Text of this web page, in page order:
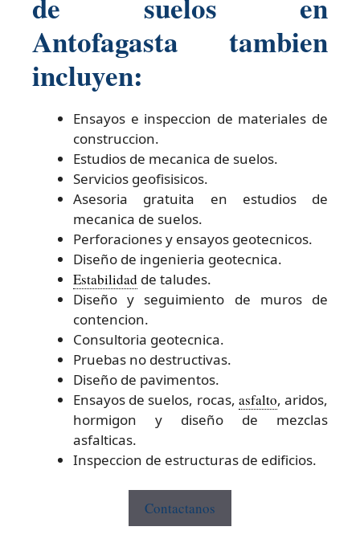
Antofagasta tambien
incluyen:
Ensayos e inspeccion de materiales de
construccion.
Estudios de mecanica de suelos.
Servicios geofisisicos.
Asesoria gratuita en estudios de
mecanica de suelos.
Perforaciones y ensayos geotecnicos.
Diseño de ingenieria geotecnica.
Estabilidad de taludes.
Diseño y seguimiento de muros de
contencion.
Consultoria geotecnica.
Pruebas no destructivas.
Diseño de pavimentos.
Ensayos de suelos, rocas, asfalto, aridos,
hormigon y diseño de mezclas
asfalticas.
Inspeccion de estructuras de edificios.
Contactanos